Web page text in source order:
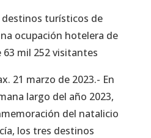
destinos turísticos de
ocupación hotelera de
63 mil 252 visitantes
21 marzo de 2023.- En
largo del año 2023,
del natalicio
los tres destinos